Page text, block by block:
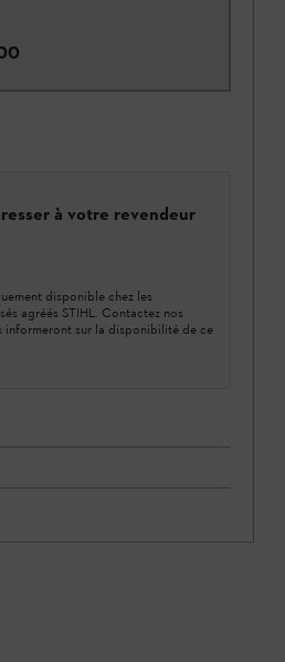
à votre revendeur
disponible chez les
agréés STIHL. Contactez nos
informeront sur la disponibilité de ce